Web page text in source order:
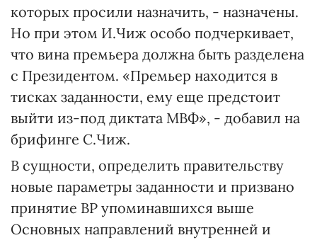
которых просили назначить, - назначены.
Но при этом И.Чиж особо подчеркивает,
что вина премьера должна быть разделена
с Президентом. «Премьер находится в
тисках заданности, ему еще предстоит
выйти из-под диктата МВФ», - добавил на
брифинге С.Чиж.
В сущности, определить правительству
новые параметры заданности и призвано
принятие ВР упоминавшихся выше
Основных направлений внутренней и